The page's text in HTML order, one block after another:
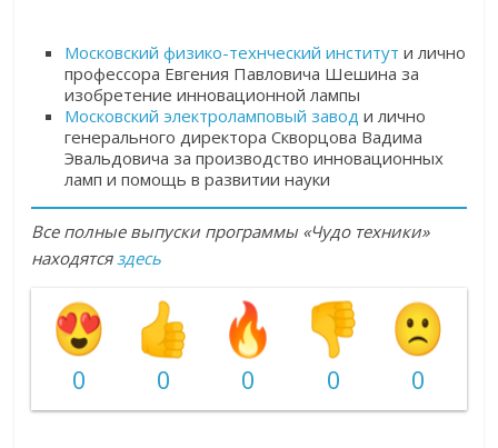
Московский физико-технческий институт и лично
профессора Евгения Павловича Шешина за
изобретение инновационной лампы
Московский электроламповый завод и лично
генерального директора Скворцова Вадима
Эвальдовича за производство инновационных
ламп и помощь в развитии науки
Все полные выпуски программы «Чудо техники»
находятся здесь
0 0 0 0 0